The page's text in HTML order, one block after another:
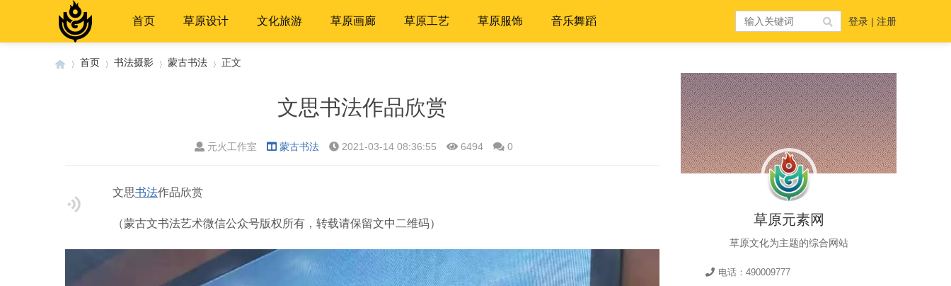
首页 草原设计 文化旅游 草原画廊 草原工艺 草原服饰 音乐舞蹈 登录 | 注册
首页 书法摄影 蒙古书法 正文
文思书法作品欣赏
元火工作室 蒙古书法 2021-03-14 08:36:55 6494 0
文思书法作品欣赏
（蒙古文书法艺术微信公众号版权所有，转载请保留文中二维码） 草原元素网
草原文化为主题的综合网站
电话：490009777